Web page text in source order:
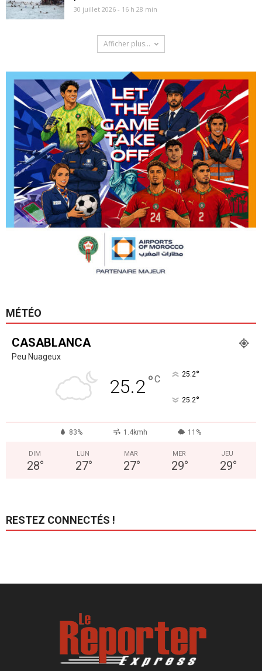
30 juillet 2026 - 16 h 28 min
Afficher plus...
MÉTÉO
CASABLANCA
Peu Nuageux
25.2°C 25.2°
25.2°
83% 1.4kmh 11%
DIM
28°
LUN
27°
MAR
27°
MER
29°
JEU
29°
RESTEZ CONNECTÉS !